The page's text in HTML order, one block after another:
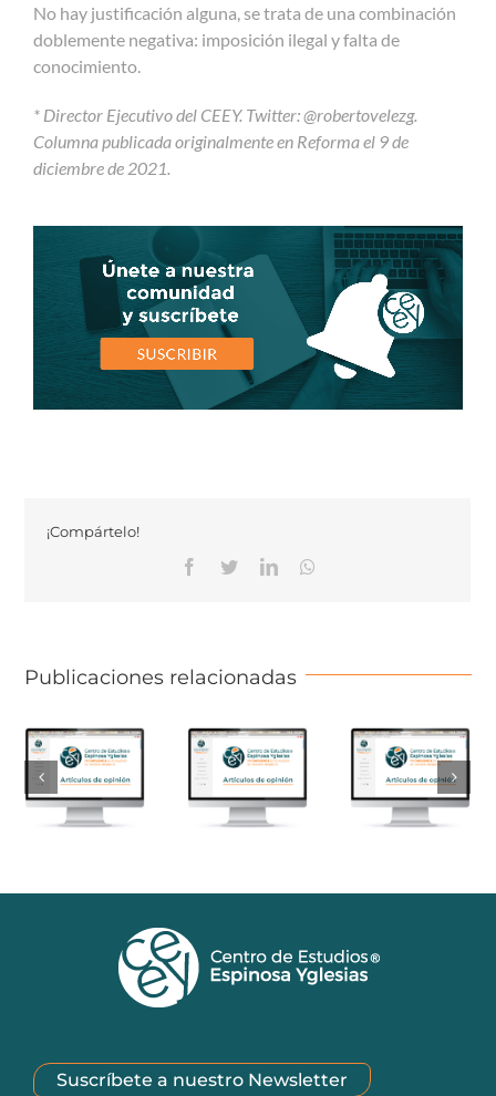
No hay justificación alguna, se trata de una combinación
doblemente negativa: imposición ilegal y falta de
conocimiento.
* Director Ejecutivo del CEEY. Twitter: @robertovelezg.
Columna publicada originalmente en Reforma el 9 de
diciembre de 2021.
¡Compártelo!
Facebook
TwitterLinkedinWhatsapp
Publicaciones relacionadas
Suscríbete a nuestro Newsletter